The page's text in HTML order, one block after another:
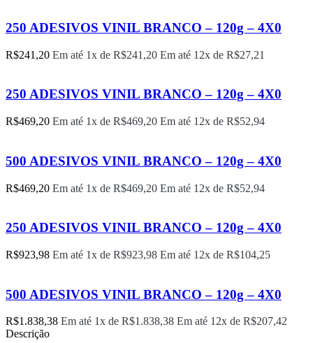
250 ADESIVOS VINIL BRANCO – 120g – 4X0
R$241,20 Em até 1x de R$241,20 Em até 12x de R$27,21
250 ADESIVOS VINIL BRANCO – 120g – 4X0
R$469,20 Em até 1x de R$469,20 Em até 12x de R$52,94
500 ADESIVOS VINIL BRANCO – 120g – 4X0
R$469,20 Em até 1x de R$469,20 Em até 12x de R$52,94
250 ADESIVOS VINIL BRANCO – 120g – 4X0
R$923,98 Em até 1x de R$923,98 Em até 12x de R$104,25
500 ADESIVOS VINIL BRANCO – 120g – 4X0
R$1.838,38 Em até 1x de R$1.838,38 Em até 12x de R$207,42
Descrição